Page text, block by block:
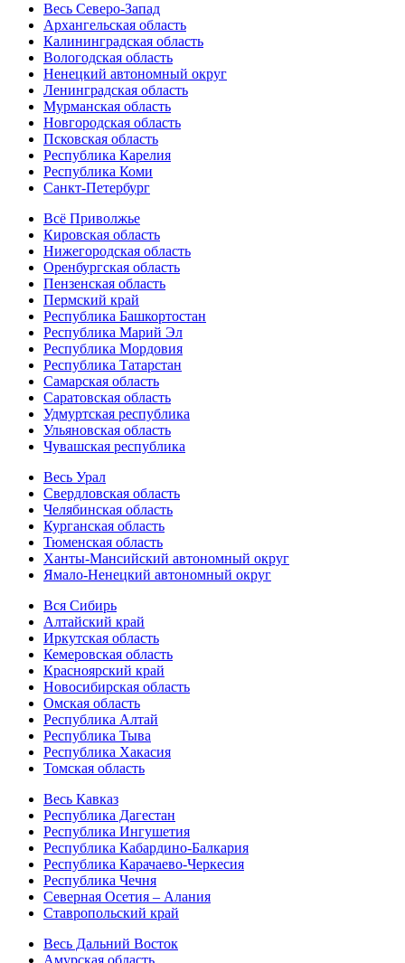
Весь Северо-Запад
Архангельская область
Калининградская область
Вологодская область
Ненецкий автономный округ
Ленинградская область
Мурманская область
Новгородская область
Псковская область
Республика Карелия
Республика Коми
Санкт-Петербург
Всё Приволжье
Кировская область
Нижегородская область
Оренбургская область
Пензенская область
Пермский край
Республика Башкортостан
Республика Марий Эл
Республика Мордовия
Республика Татарстан
Самарская область
Саратовская область
Удмуртская республика
Ульяновская область
Чувашская республика
Весь Урал
Свердловская область
Челябинская область
Курганская область
Тюменская область
Ханты-Мансийский автономный округ
Ямало-Ненецкий автономный округ
Вся Сибирь
Алтайский край
Иркутская область
Кемеровская область
Красноярский край
Новосибирская область
Омская область
Республика Алтай
Республика Тыва
Республика Хакасия
Томская область
Весь Кавказ
Республика Дагестан
Республика Ингушетия
Республика Кабардино-Балкария
Республика Карачаево-Черкесия
Республика Чечня
Северная Осетия – Алания
Ставропольский край
Весь Дальний Восток
Амурская область